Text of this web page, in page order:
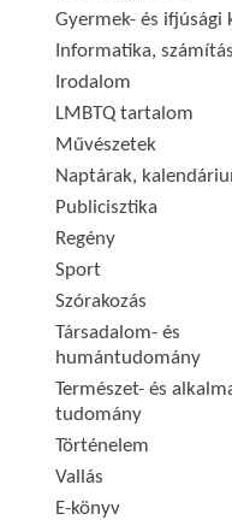
Gyermek- és ifjúsági
Informatika,
Irodalom
LMBTQ tartalom
Művészetek
Naptárak,
Publicisztika
Regény
Sport
Szórakozás
Társadalom- és
humántudomány
Természet- és
tudomány
Történelem
Vallás
E-könyv